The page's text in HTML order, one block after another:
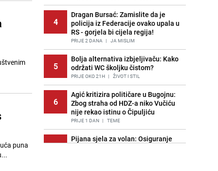
puna
4
Dragan Bursać: Zamislite da je
policija iz Federacije ovako upala u
RS - gorjela bi cijela regija!
PRIJE 2 DANA | JA MISLIM
5
Bolja alternativa izbjeljivaču: Kako
održati WC školjku čistom?
PRIJE OKO 21H | ŽIVOT I STIL
6
Agić kritizira političare u Bugojnu:
Zbog straha od HDZ-a niko Vučiću
nije rekao istinu o Čipuljiću
PRIJE 1 DAN | TEME
7
Pijana sjela za volan: Osiguranje